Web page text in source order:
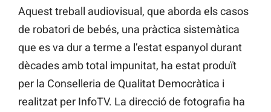
Aquest treball audiovisual, que aborda els casos
de robatori de bebés, una pràctica sistemàtica
que es va dur a terme a l’estat espanyol durant
dècades amb total impunitat, ha estat produït
per la Conselleria de Qualitat Democràtica i
realitzat per InfoTV. La direcció de fotografia ha